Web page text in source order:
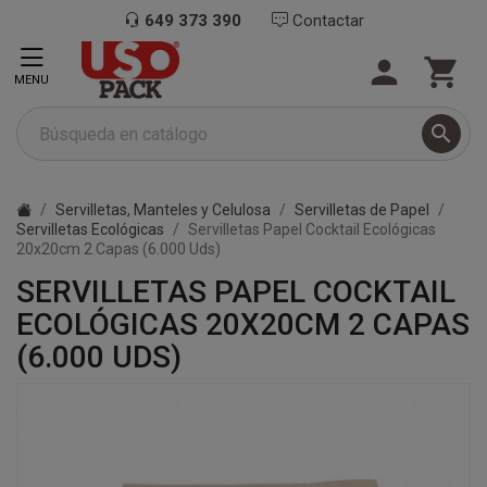
649 373 390 Contactar

 
MENU
Servilletas, Manteles y Celulosa
Servilletas de Papel
Servilletas Ecológicas
Servilletas Papel Cocktail Ecológicas
20x20cm 2 Capas (6.000 Uds)
SERVILLETAS PAPEL COCKTAIL
ECOLÓGICAS 20X20CM 2 CAPAS
(6.000 UDS)